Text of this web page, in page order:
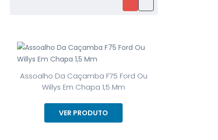
Assoalho Da Caçamba F75 Ford Ou
Willys Em Chapa 1,5 Mm
VER PRODUTO